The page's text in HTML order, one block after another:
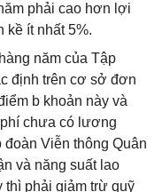
phải cao hơn lợi
kề ít nhất 5%.
năm của Tập
định trên cơ sở đơn
b khoản này và
chưa có lương
Viễn thông Quân
và năng suất lao
thì phải giảm trừ quỹ